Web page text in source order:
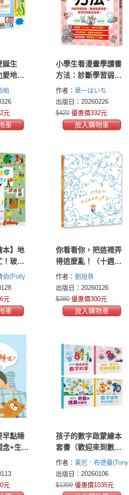
誕生
愛地
更長
責任消
行
帕
元
車
小學生看漫畫學讀書
方法：診斷學習弱
點，養成讀書習慣，
拿到你的最佳成績！
作者： 葉一はいち
出版日：20260226
$420 優惠價332元
放入購物車
本】地
！玻
、廚
再生
課綱．
書單．
讀繪
伯(Polly
元
車
你看看你，把這裡弄
得這麼亂！（十週年
紀念版）
作者： 劉旭恭
出版日：20260126
$380 優惠價300元
放入購物車
早點睡
念+生活
）
元
孩子的數字啟蒙繪本
套書（歡迎來到數字
的家＋誰才是完美的
數字＋奇數與偶數的
戰爭＋數字派對好玩
加倍）
作者： 東尼．布德曼(Tony
Bradman)
出版日：20260106
$1399 優惠價1035元